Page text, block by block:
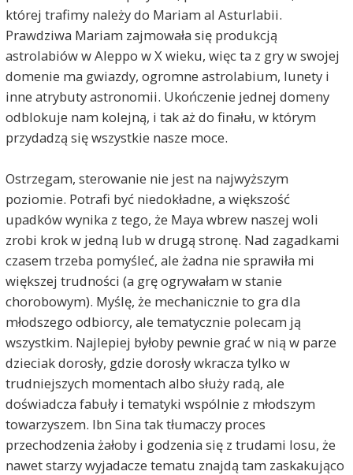
której trafimy należy do Mariam al Asturlabii.
Prawdziwa Mariam zajmowała się produkcją
astrolabiów w Aleppo w X wieku, więc ta z gry w swojej
domenie ma gwiazdy, ogromne astrolabium, lunety i
inne atrybuty astronomii. Ukończenie jednej domeny
odblokuje nam kolejną, i tak aż do finału, w którym
przydadzą się wszystkie nasze moce.
Ostrzegam, sterowanie nie jest na najwyższym
poziomie. Potrafi być niedokładne, a większość
upadków wynika z tego, że Maya wbrew naszej woli
zrobi krok w jedną lub w drugą stronę. Nad zagadkami
czasem trzeba pomyśleć, ale żadna nie sprawiła mi
większej trudności (a grę ogrywałam w stanie
chorobowym). Myślę, że mechanicznie to gra dla
młodszego odbiorcy, ale tematycznie polecam ją
wszystkim. Najlepiej byłoby pewnie grać w nią w parze
dzieciak dorosły, gdzie dorosły wkracza tylko w
trudniejszych momentach albo służy radą, ale
doświadcza fabuły i tematyki wspólnie z młodszym
towarzyszem. Ibn Sina tak tłumaczy proces
przechodzenia żałoby i godzenia się z trudami losu, że
nawet starzy wyjadacze tematu znajdą tam zaskakująco